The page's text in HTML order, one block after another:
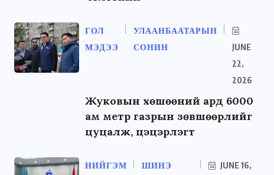
ГОЛ
МЭДЭЭ
УЛААНБААТАРЫН
СОНИН
JUNE
22,
2026
Жуковын хөшөөний ард 6000
ам метр газрын зөвшөөрлийг
цуцалж, цэцэрлэгт
НИЙГЭМ
ШИНЭ
JUNE 16,